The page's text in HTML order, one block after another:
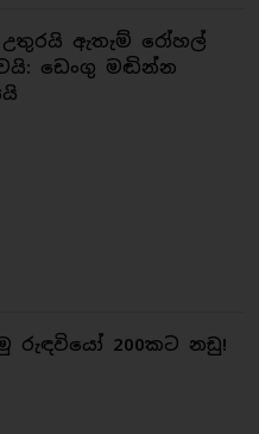
ඇතැම් රෝහල්
ඩෙංගු මඬින්න
රුඳවියෝ 200කට නඩු!